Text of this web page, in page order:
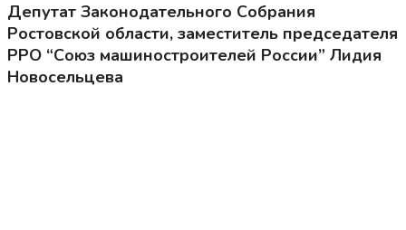
Депутат Законодательного Собрания
Ростовской области, заместитель председателя
РРО “Союз машиностроителей России” Лидия
Новосельцева